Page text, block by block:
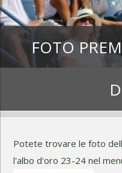
FOTO
Potete trovare le foto
l'albo d'oro 23-24 nel